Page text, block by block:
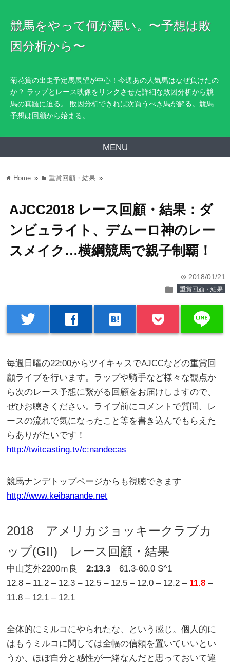
競馬をやって何が悪い。〜予想は敗
因分析から〜
菊花賞の出走予定馬展望が中心！今週あの人気馬はなぜ負けたの
か？ ラップとレース映像をリンクさせた詳細な敗因分析から競
馬の真髄に迫る。 敗因分析できれば次買うべき馬が解る。競馬
予想は回顧から始まる。
MENU
home Home » folder重賞回顧・結果 »
AJCC2018 レース回顧・結果：ダ
ンビュライト、デムーロ神のレー
スメイク…横綱競馬で親子制覇！
time 2018/01/21
folder 重賞回顧・結果
twitter facebook hatenabookmark line
毎週日曜の22:00からツイキャスでAJCCなどの重賞回
顧ライブを行います。ラップや騎手など様々な観点か
ら次のレース予想に繋がる回顧をお届けしますので、
ぜひお聴きください。ライブ前にコメントで質問、レ
ースの流れで気になったこと等を書き込んでもらえた
らありがたいです！
http://twitcasting.tv/c:nandecas
競馬ナンデトップページからも視聴できます
http://www.keibanande.net
2018 アメリカジョッキークラブカ
ップ(GII) レース回顧・結果
中山芝外2200ｍ良2:13.3 61.3-60.0 S^1
12.8 – 11.2 – 12.3 – 12.5 – 12.5 – 12.0 – 12.2 – 11.8 –
11.8 – 12.1 – 12.1
全体的にミルコにやられたな、という感じ。個人的に
はもうミルコに関しては全幅の信頼を置いていいとい
うか、ほぼ自分と感性が一緒なんだと思っておいて違